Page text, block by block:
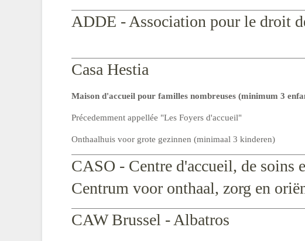
ADDE - Association pour le droit
Casa Hestia
Maison d'accueil pour familles nombreuses (minimum 3
Précedemment appellée "Les Foyers d'accueil"
Onthaalhuis voor grote gezinnen (minimaal 3 kinderen)
CASO - Centre d'accueil, de
Centrum voor onthaal, zorg en
CAW Brussel - Albatros